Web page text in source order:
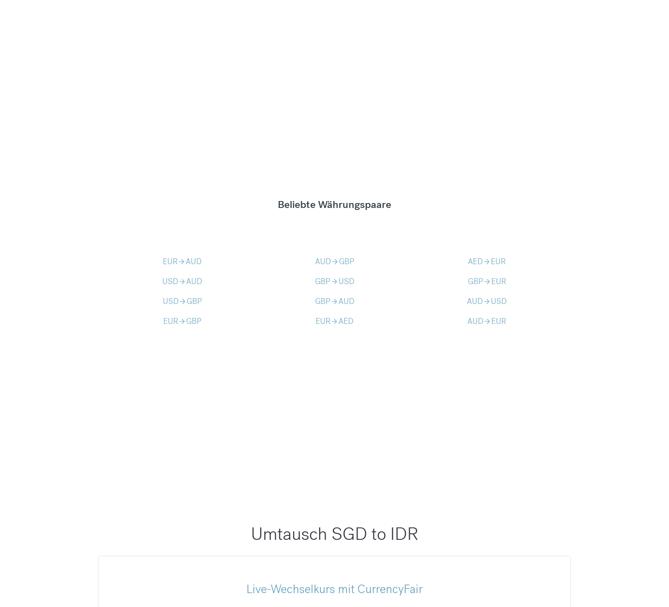
Beliebte Währungspaare
EURarrow_forwardAUD AUDarrow_forward GBP AEDarrow_forward EUR
USDarrow_forwardAUD GBParrow_forward USD GBParrow_forward EUR
USDarrow_forward GBP GBParrow_forwardAUD AUDarrow_forward USD
EURarrow_forward GBP EURarrow_forwardAED AUDarrow_forward EUR
Umtausch SGD to IDR
Live-Wechselkurs mit CurrencyFair